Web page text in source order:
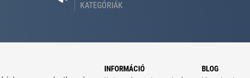
KATEGÓRIÁK
INFORMÁCIÓ BLOG